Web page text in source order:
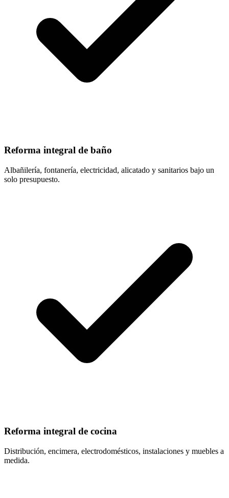
Reforma integral de baño
Albañilería, fontanería, electricidad, alicatado y sanitarios bajo un
solo presupuesto.
Reforma integral de cocina
Distribución, encimera, electrodomésticos, instalaciones y muebles a
medida.